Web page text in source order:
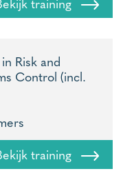
Risk and
Control (incl.
training